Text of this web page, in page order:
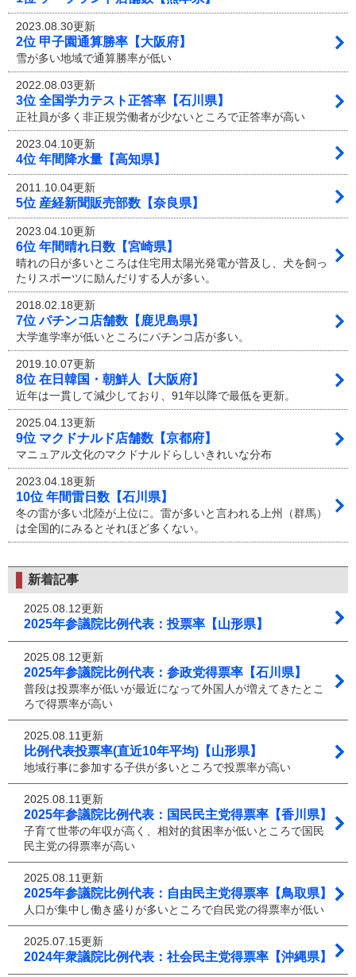
2023.08.30更新
2位 甲子園通算勝率【大阪府】
雪が多い地域で通算勝率が低い
2022.08.03更新
3位 全国学力テスト正答率【石川県】
正社員が多く非正規労働者が少ないところで正答率が高い
2023.04.10更新
4位 年間降水量【高知県】
2011.10.04更新
5位 産経新聞販売部数【奈良県】
2023.04.10更新
6位 年間晴れ日数【宮崎県】
晴れの日が多いところは住宅用太陽光発電が普及し、犬を飼っ
たりスポーツに励んだりする人が多い。
2018.02.18更新
7位 パチンコ店舗数【鹿児島県】
大学進学率が低いところにパチンコ店が多い。
2019.10.07更新
8位 在日韓国・朝鮮人【大阪府】
近年は一貫して減少しており、91年以降で最低を更新。
2025.04.13更新
9位 マクドナルド店舗数【京都府】
マニュアル文化のマクドナルドらしいきれいな分布
2023.04.18更新
10位 年間雷日数【石川県】
冬の雷が多い北陸が上位に。雷が多いと言われる上州（群馬）
は全国的にみるとそれほど多くない。
新着記事
2025.08.12更新
2025年参議院比例代表：投票率【山形県】
2025.08.12更新
2025年参議院比例代表：参政党得票率【石川県】
普段は投票率が低いが最近になって外国人が増えてきたとこ
ろで得票率が高い
2025.08.11更新
比例代表投票率(直近10年平均)【山形県】
地域行事に参加する子供が多いところで投票率が高い
2025.08.11更新
2025年参議院比例代表：国民民主党得票率【香川県】
子育て世帯の年収が高く、相対的貧困率が低いところで国民
民主党の得票率が高い
2025.08.11更新
2025年参議院比例代表：自由民主党得票率【鳥取県】
人口が集中し働き盛りが多いところで自民党の得票率が低い
2025.07.15更新
2024年衆議院比例代表：社会民主党得票率【沖縄県】